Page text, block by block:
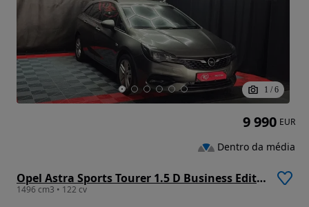
1 / 6
Opel Astra Sports Tourer 1.5 D Business Edition S/S
1496 cm3 • 122 cv
9 990 EUR
Dentro da média